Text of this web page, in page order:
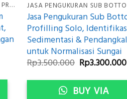
JASA PENGUKURAN SUB BOTTOM PROFILING
Jasa Pengukuran Sub
Profilling Solo,
Sedimentasi &
untuk Normalisasi Sungai
Rp3.500.000 Original
price
was:
Rp3.500.000.
Rp3.300.000
BUY VIA